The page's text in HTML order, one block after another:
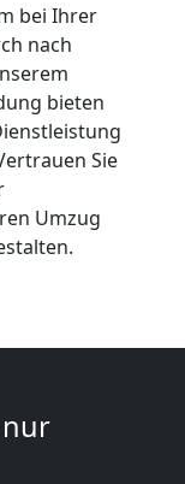
bei Ihrer
nach
bieten
Sie
Umzug
nur